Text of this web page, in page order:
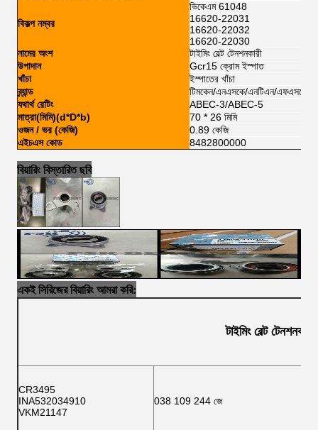
বিকল্প নম্বর
ভিকেএম 61048
16620-22031
16620-22032
16620-22030
নামের অংশ
টাইমিং বেল্ট টেনশনকারী
উপাদান
Gcr15 ক্রোম ইস্পাত
খাঁচা
ইস্পাতের খাঁচা
ব্র্যান্ড
টিমকেন/এনএসকে/এনটিএন/
যথার্থ রেটিং
ABEC-3/ABEC-5
মাত্রা(মিমি)(d*D*b)
70 * 26 মিমি
ওজন / ভর (কেজি)
0.89 কেজি
এইচএস কোড
8482800000
বিয়ারিং বিস্তারিত ছবি
একই সিরিজের বিয়ারিং আমরা করি:
টাইমিং বেল্ট
CR3495
INA532034910
VKM21147
038 109 244 জে